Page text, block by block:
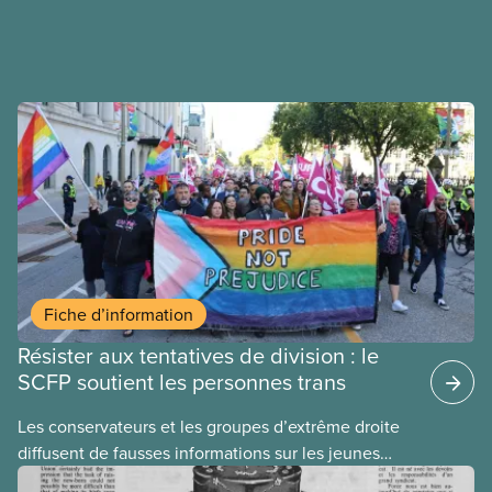
Fiche d’information
Résister aux tentatives de division : le
SCFP soutient les personnes trans
​Les conservateurs et les groupes d’extrême droite
diffusent de fausses informations sur les jeunes
2ELGBTQI+ dans l’espoir de semer la discorde dans